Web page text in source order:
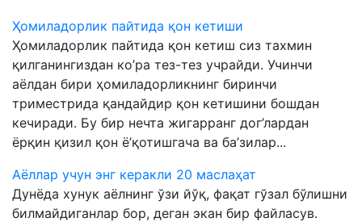
Ҳомиладорлик пайтида қон кетиши
Ҳомиладорлик пайтида қон кетиш сиз тахмин
қилганингиздан ко’ра тез-тез учрайди. Учинчи
аёлдан бири ҳомиладорликнинг биринчи
триместрида қандайдир қон кетишини бошдан
кечиради. Бу бир нечта жигарранг дог’лардан
ёрқин қизил қон ё’қотишгача ва ба’зилар...
Аёллар учун энг керакли 20 маслаҳат
Дунёда хунук аёлнинг ўзи йўқ, фақат гўзал бўлишни
билмайдиганлар бор, деган экан бир файласув.